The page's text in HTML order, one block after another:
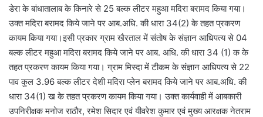
डेरा के बांधातालाब के किनारे से 25 बल्क लीटर महुआ मदिरा बरामद किया गया।
उक्त मदिरा बरामद किये जाने पर आब.अधि. की धारा 34(2) के तहत प्रकरण
कायम किया गया।इसी प्रकार ग्राम खैरताल में संतोष के संज्ञान आधिपत्य से 04
बल्क लीटर महुआ मदिरा बरामद किये जाने पर आब. अधि. की धारा 34 (1) क के
तहत प्रकरण कायम किया गया। ग्राम मिस्दा में टीकम के संज्ञान आधिपत्य से 22
पाव कुल 3.96 बल्क लीटर देशी मदिरा प्लेन बरामद किये जाने पर आब.अधि. की
धारा 34(1) ख के तहत प्रकरण कायम किया गया। उक्त कार्यवाही में आबकारी
उपनिरीक्षक मनोज राठौर, रमेश सिदार एवं यीवरेश कुमार एवं मुख्य आरक्षक नेतराम